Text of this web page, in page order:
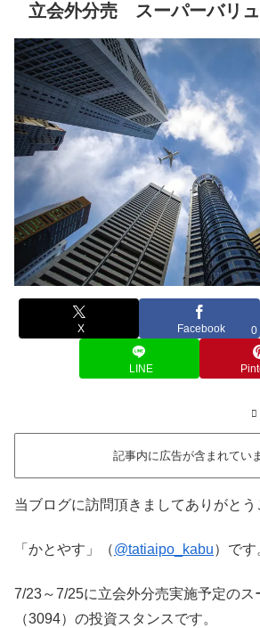
立会外分売 スーパーバリュ
X Facebook 0
LINE
記事内に広告が含まれていま
当ブログに訪問頂きましてありがとう
「かとやす」（@tatiaipo_kabu）です
7/23～7/25に立会外分売実施予定のス
（3094）の投資スタンスです。